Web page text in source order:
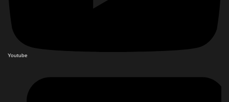
Youtube